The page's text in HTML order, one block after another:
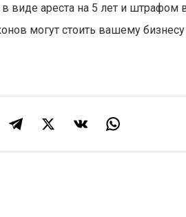
виде ареста на 5 лет и штрафом
могут стоить вашему